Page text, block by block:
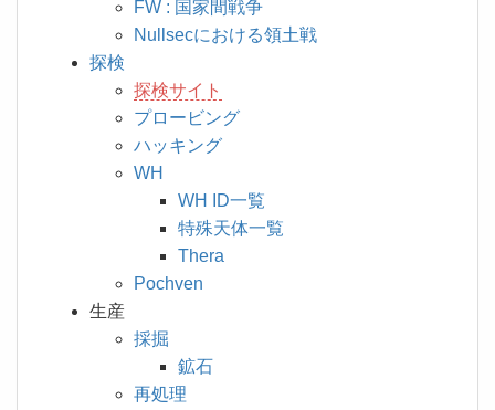
FW : 国家間戦争
Nullsecにおける領土戦
探検
探検サイト
プロービング
ハッキング
WH
WH ID一覧
特殊天体一覧
Thera
Pochven
生産
採掘
鉱石
再処理